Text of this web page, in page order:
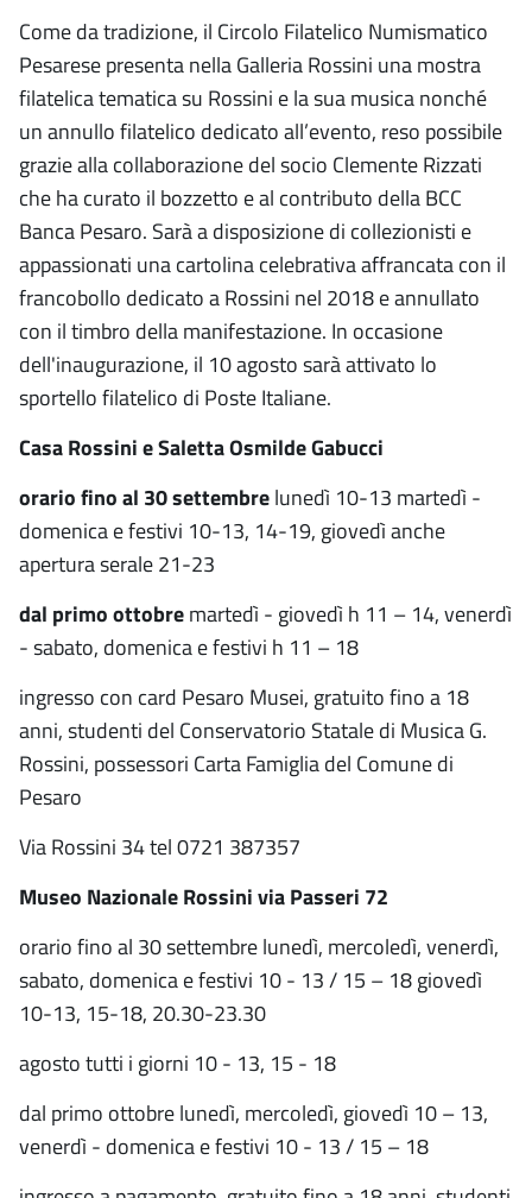
Come da tradizione, il Circolo Filatelico Numismatico
Pesarese presenta nella Galleria Rossini una mostra
filatelica tematica su Rossini e la sua musica nonché
un annullo filatelico dedicato all’evento, reso possibile
grazie alla collaborazione del socio Clemente Rizzati
che ha curato il bozzetto e al contributo della BCC
Banca Pesaro. Sarà a disposizione di collezionisti e
appassionati una cartolina celebrativa affrancata con il
francobollo dedicato a Rossini nel 2018 e annullato
con il timbro della manifestazione. In occasione
dell'inaugurazione, il 10 agosto sarà attivato lo
sportello filatelico di Poste Italiane.
Casa Rossini e Saletta Osmilde Gabucci
orario fino al 30 settembrelunedì 10-13 martedì -
domenica e festivi 10-13, 14-19, giovedì anche
apertura serale 21-23
dal primo ottobremartedì - giovedì h 11 – 14, venerdì
- sabato, domenica e festivi h 11 – 18
ingresso con card Pesaro Musei, gratuito fino a 18
anni, studenti del Conservatorio Statale di Musica G.
Rossini, possessori Carta Famiglia del Comune di
Pesaro
Via Rossini 34 tel 0721 387357
Museo Nazionale Rossini via Passeri 72
orario fino al 30 settembre lunedì, mercoledì, venerdì,
sabato, domenica e festivi 10 - 13 / 15 – 18 giovedì
10-13, 15-18, 20.30-23.30
agosto tutti i giorni 10 - 13, 15 - 18
dal primo ottobre lunedì, mercoledì, giovedì 10 – 13,
venerdì - domenica e festivi 10 - 13 / 15 – 18